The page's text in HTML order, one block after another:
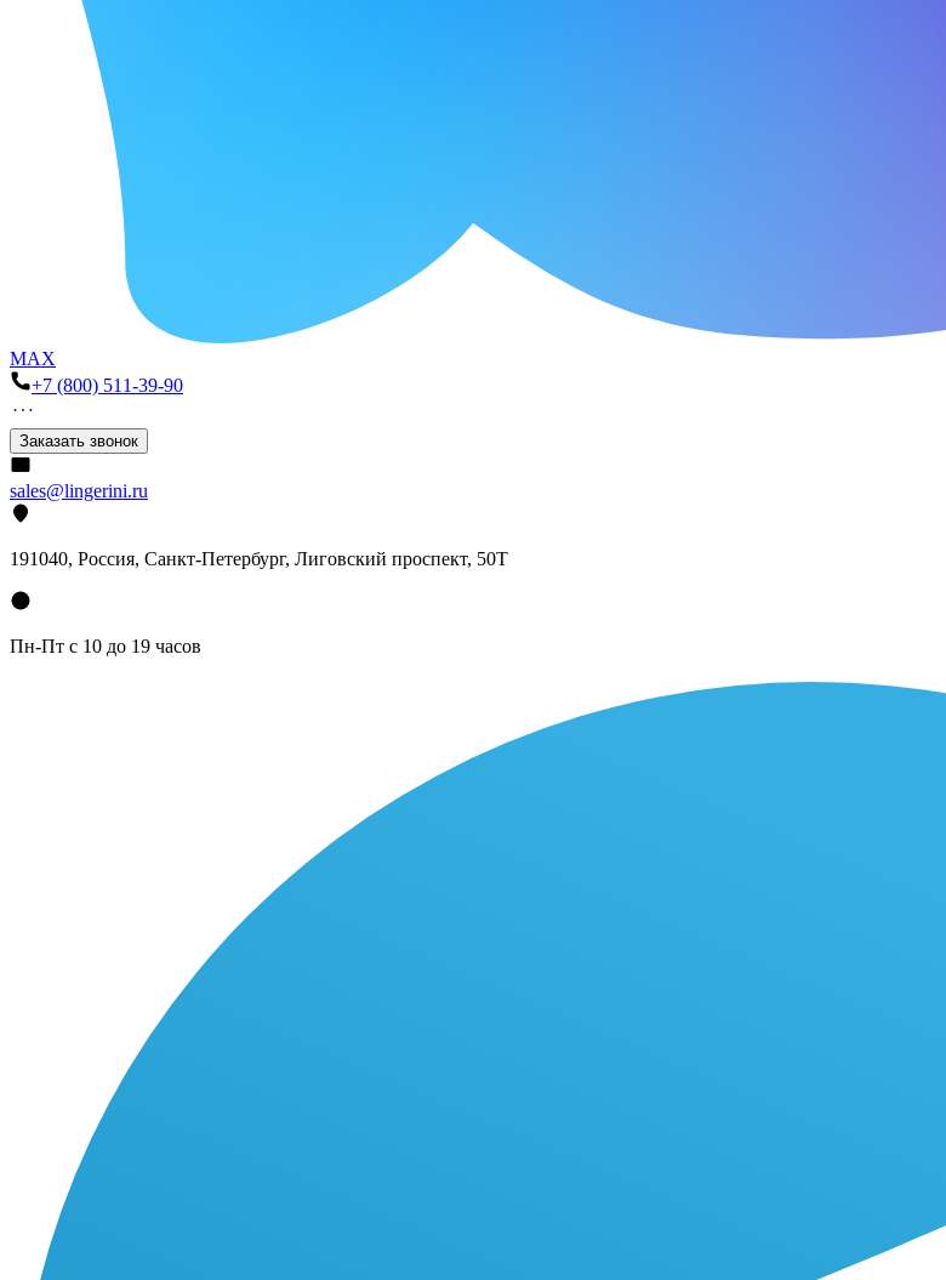
MAX
+7 (800) 511-39-90
Заказать звонок
sales@lingerini.ru
191040, Россия, Санкт-Петербург, Лиговский проспект, 50Т
Пн-Пт с 10 до 19 часов